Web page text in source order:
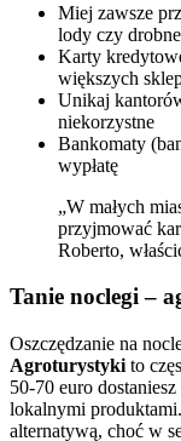
Miej zawsze
lody czy
Karty
większych
Unikaj
niekorzystne
Bankomaty
wypłatę
„W małych
przyjmować
Roberto,
Tanie noclegi –
Oszczędzanie na
Agroturystyki to
50-70 euro
lokalnymi
alternatywą, choć w